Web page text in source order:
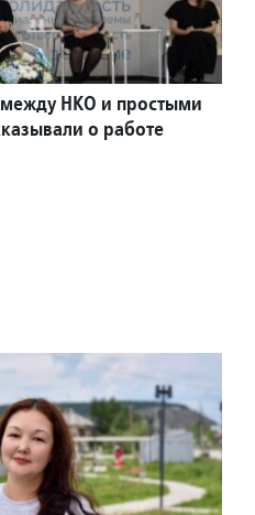
НКО и простыми
о работе